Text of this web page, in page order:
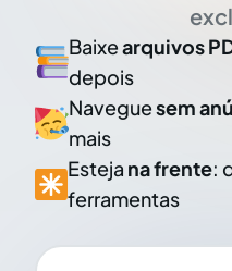
Baixearquivos
depois
Naveguesem
mais
Esteja na frente:
ferramentas